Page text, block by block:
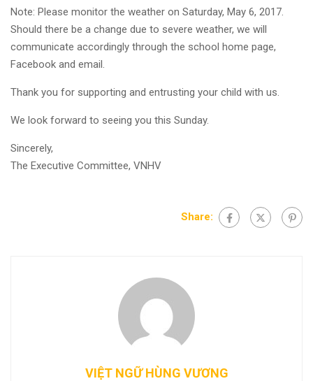
Note: Please monitor the weather on Saturday, May 6, 2017.
Should there be a change due to severe weather, we will
communicate accordingly through the school home page,
Facebook and email.
Thank you for supporting and entrusting your child with us.
We look forward to seeing you this Sunday.
Sincerely,
The Executive Committee, VNHV
Share:
VIỆT NGỮ HÙNG VƯƠNG